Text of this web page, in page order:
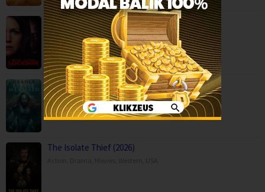
Lockbox (2026)
Horror,Movies,Canada,United Kingdom ,USA
The Deadly Little Mermaid (2026)
Horror,Movies,United Kingdom
The Isolate Thief (2026)